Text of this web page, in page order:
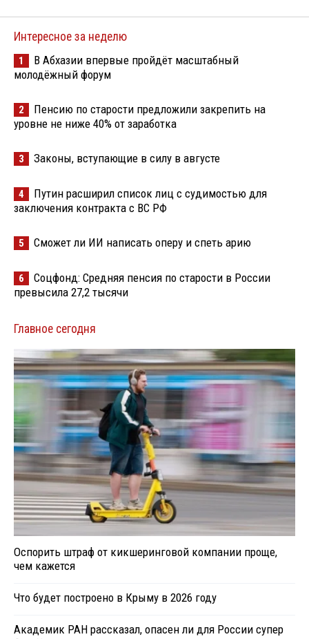
Интересное за неделю
1
В Абхазии впервые пройдёт масштабный
молодёжный форум
2
Пенсию по старости предложили закрепить на
уровне не ниже 40% от заработка
3 Законы, вступающие в силу в августе
4
Путин расширил список лиц с судимостью для
заключения контракта с ВС РФ
5 Сможет ли ИИ написать оперу и спеть арию
6
Соцфонд: Средняя пенсия по старости в России
превысила 27,2 тысячи
Главное сегодня
Оспорить штраф от кикшеринговой компании проще,
чем кажется
Что будет построено в Крыму в 2026 году
Академик РАН рассказал, опасен ли для России супер